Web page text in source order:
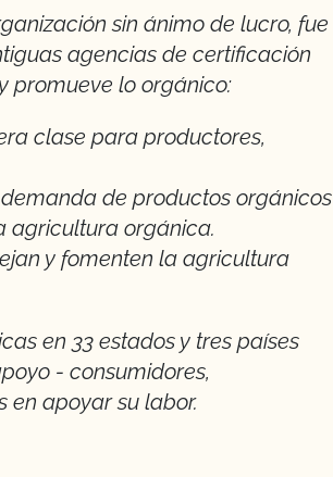
sin ánimo de lucro, fue
agencias de certificación
promueve lo orgánico:
clase para productores,
de productos orgánicos
agricultura orgánica.
y fomenten la agricultura
en 33 estados y tres países
- consumidores,
en apoyar su labor.